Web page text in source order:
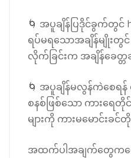
🌀 အပူချိန်ပြဒိုင်ခွက်တွင်
ရပ်မရသောအချိန်မျိုးတွ
လိုက်ခြင်းက အချိန်ခေတ္
🌀 အပူချိန်မလွန်ကဲစေရ
စနစ်ဖြစ်သော ကားရ
များကို ကားမမောင်းခင်
အထက်ပါအချက်တွေက